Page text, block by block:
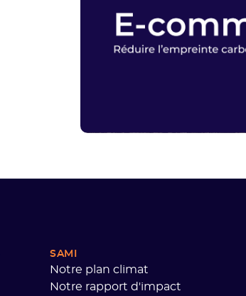
SAMI
Notre plan climat
Notre rapport d'impact